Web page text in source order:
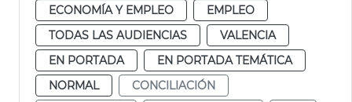
ECONOMÍA Y EMPLEO
EMPLEO
TODAS LAS AUDIENCIAS
VALENCIA
EN PORTADA
EN PORTADA TEMÁTICA
NORMAL
CONCILIACIÓN